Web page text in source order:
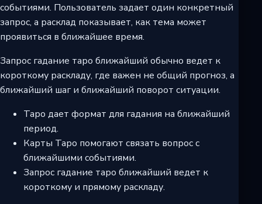
событиями. Пользователь задает один конкретный
запрос, а расклад показывает, как тема может
проявиться в ближайшее время.
Запрос гадание таро ближайший обычно ведет к
короткому раскладу, где важен не общий прогноз, а
ближайший шаг и ближайший поворот ситуации.
Таро дает формат для гадания на ближайший
период.
Карты Таро помогают связать вопрос с
ближайшими событиями.
Запрос гадание таро ближайший ведет к
короткому и прямому раскладу.